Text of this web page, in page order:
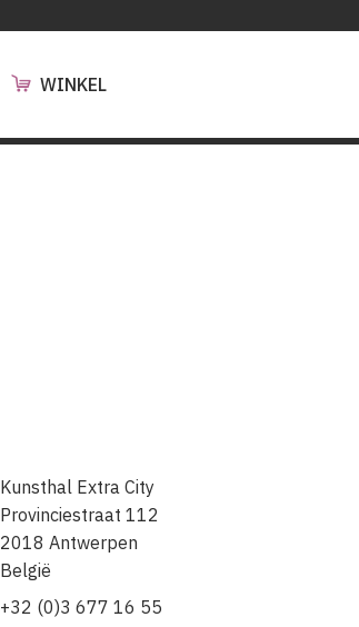
WINKEL
Kunsthal Extra City
Provinciestraat 112
2018 Antwerpen
België
+32 (0)3 677 16 55